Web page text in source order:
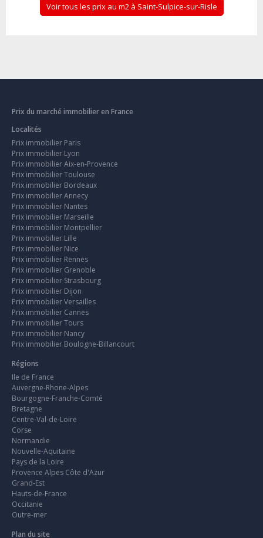
Voir tous les prix au m2 à Saint-Sulpice-sur-Risle
Prix du marché immobilier en France
Localités
Prix immobilier Paris
Prix immobilier Lyon
Prix immobilier Aix-en-Provence
Prix immobilier Toulouse
Prix immobilier Bordeaux
Prix immobilier Annecy
Prix immobilier Nantes
Prix immobilier Marseille
Prix immobilier Montpellier
Prix immobilier Lille
Prix immobilier Nice
Prix immobilier Rennes
Prix immobilier Grenoble
Prix immobilier Strasbourg
Prix immobilier Dijon
Prix immobilier Versailles
Prix immobilier Cannes
Prix immobilier Tours
Prix immobilier Nancy
Prix immobilier Boulogne-Billancourt
Régions
Ile de France
Auvergne-Rhone-Alpes
Bourgogne-Franche-Comté
Bretagne
Centre-Val-de-Loire
Corse
Normandie
Nouvelle-Aquitaine
Pays de la Loire
Provence Alpes Côte d'Azur
Grand-Est
Hauts-de-France
Occitanie
Outre-mer
Plan du site